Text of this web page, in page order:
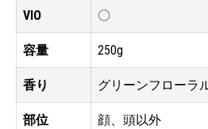
VIO 〇
容量 250g
香り グリーンフローラ
部位 顔、頭以外